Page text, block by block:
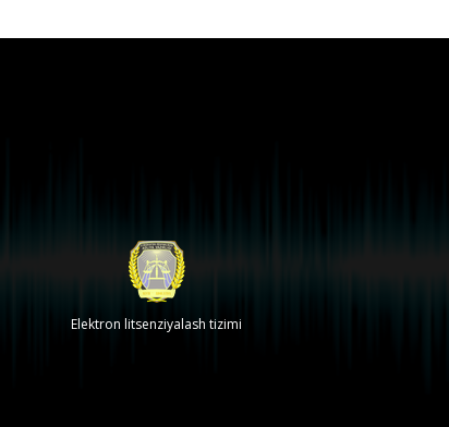
Elektron litsenziyalash tizimi